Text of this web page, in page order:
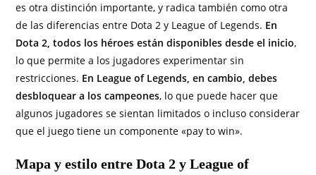
es otra distinción importante, y radica también como otra
de las diferencias entre Dota 2 y League of Legends. En
Dota 2, todos los héroes están disponibles desde el inicio,
lo que permite a los jugadores experimentar sin
restricciones. En League of Legends, en cambio, debes
desbloquear a los campeones, lo que puede hacer que
algunos jugadores se sientan limitados o incluso considerar
que el juego tiene un componente «pay to win».
Mapa y estilo entre Dota 2 y League of